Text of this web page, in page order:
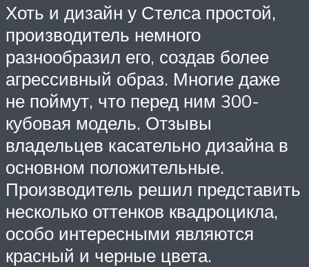
Хоть и дизайн у Стелса простой,
производитель немного
разнообразил его, создав более
агрессивный образ. Многие даже
не поймут, что перед ним 300-
кубовая модель. Отзывы
владельцев касательно дизайна в
основном положительные.
Производитель решил представить
несколько оттенков квадроцикла,
особо интересными являются
красный и черные цвета.